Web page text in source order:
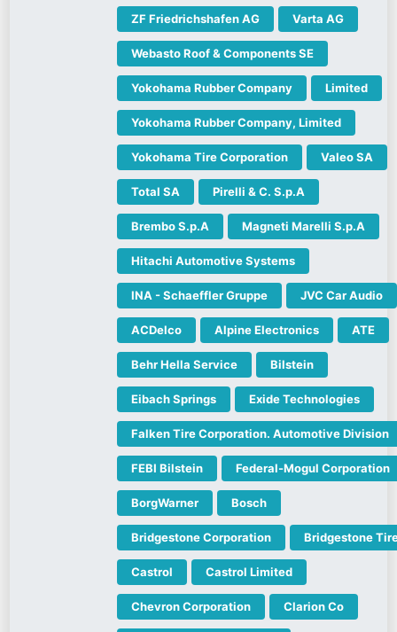
ZF Friedrichshafen AG Varta AG
Webasto Roof & Components SE
Yokohama Rubber Company Limited
Yokohama Rubber Company, Limited
Yokohama Tire Corporation Valeo SA
Total SA Pirelli & C. S.p.A
Brembo S.p.A Magneti Marelli S.p.A
Hitachi Automotive Systems
INA - Schaeffler Gruppe JVC Car Audio
ACDelco Alpine Electronics ATE
Behr Hella Service Bilstein
Eibach Springs Exide Technologies
Falken Tire Corporation. Automotive Division
FEBI Bilstein Federal-Mogul Corporation
BorgWarner Bosch
Bridgestone Corporation Bridgestone
Castrol Castrol Limited
Chevron Corporation Clarion Co